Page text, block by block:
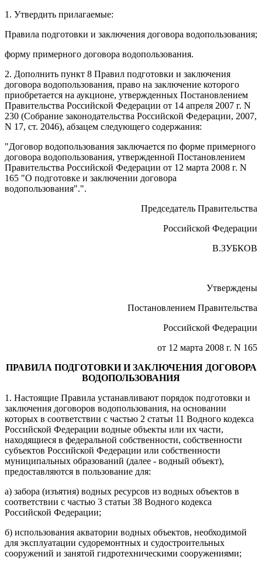
1. Утвердить прилагаемые:
Правила подготовки и заключения договора водопользования;
форму примерного договора водопользования.
2. Дополнить пункт 8 Правил подготовки и заключения
договора водопользования, право на заключение которого
приобретается на аукционе, утвержденных Постановлением
Правительства Российской Федерации от 14 апреля 2007 г. N
230 (Собрание законодательства Российской Федерации, 2007,
N 17, ст. 2046), абзацем следующего содержания:
"Договор водопользования заключается по форме примерного
договора водопользования, утвержденной Постановлением
Правительства Российской Федерации от 12 марта 2008 г. N
165 "О подготовке и заключении договора
водопользования".".
Председатель Правительства
Российской Федерации
В.ЗУБКОВ
Утверждены
Постановлением Правительства
Российской Федерации
от 12 марта 2008 г. N 165
ПРАВИЛА ПОДГОТОВКИ И ЗАКЛЮЧЕНИЯ ДОГОВОРА
ВОДОПОЛЬЗОВАНИЯ
1. Настоящие Правила устанавливают порядок подготовки и
заключения договоров водопользования, на основании
которых в соответствии с частью 2 статьи 11 Водного кодекса
Российской Федерации водные объекты или их части,
находящиеся в федеральной собственности, собственности
субъектов Российской Федерации или собственности
муниципальных образований (далее - водный объект),
предоставляются в пользование для:
а) забора (изъятия) водных ресурсов из водных объектов в
соответствии с частью 3 статьи 38 Водного кодекса
Российской Федерации;
б) использования акватории водных объектов, необходимой
для эксплуатации судоремонтных и судостроительных
сооружений и занятой гидротехническими сооружениями;